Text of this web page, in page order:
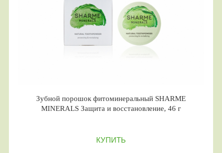
Зубной порошок фитоминеральный SHARME
MINERALS Защита и восстановление, 46 г
КУПИТЬ